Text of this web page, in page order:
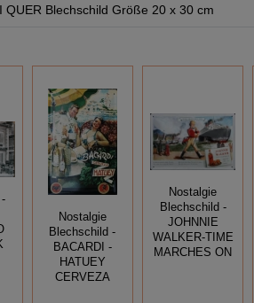
QUER Blechschild Größe 20 x 30 cm
Nostalgie
Blechschild -
BACARDI -
HATUEY
CERVEZA
Nostalgie
Blechschild -
JOHNNIE
WALKER-TIME
MARCHES ON